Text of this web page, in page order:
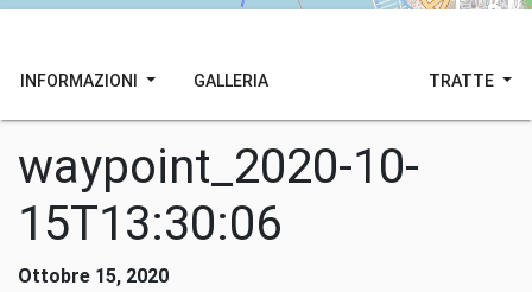
INFORMAZIONI GALLERIA TRATTE
waypoint_2020-10-
15T13:30:06
Ottobre 15, 2020